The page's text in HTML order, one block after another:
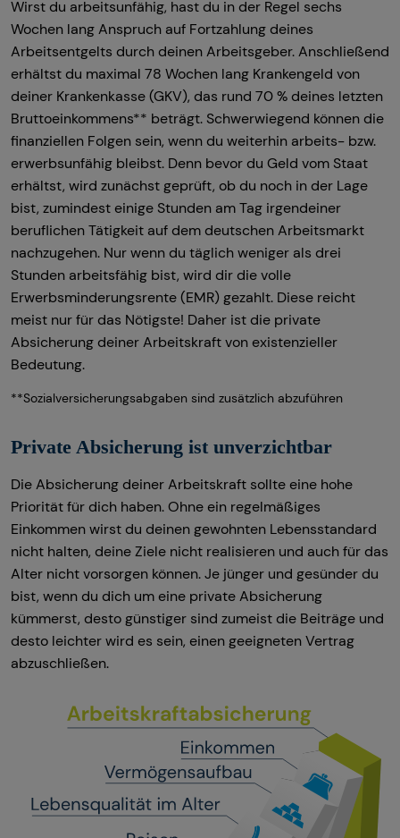
Wirst du arbeitsunfähig, hast du in der Regel sechs
Wochen lang Anspruch auf Fortzahlung deines
Arbeitsentgelts durch deinen Arbeitsgeber. Anschließend
erhältst du maximal 78 Wochen lang Krankengeld von
deiner Krankenkasse (GKV), das rund 70 % deines letzten
Bruttoeinkommens** beträgt. Schwerwiegend können die
finanziellen Folgen sein, wenn du weiterhin arbeits- bzw.
erwerbsunfähig bleibst. Denn bevor du Geld vom Staat
erhältst, wird zunächst geprüft, ob du noch in der Lage
bist, zumindest einige Stunden am Tag irgendeiner
beruflichen Tätigkeit auf dem deutschen Arbeitsmarkt
nachzugehen. Nur wenn du täglich weniger als drei
Stunden arbeitsfähig bist, wird dir die volle
Erwerbsminderungsrente (EMR) gezahlt. Diese reicht
meist nur für das Nötigste! Daher ist die private
Absicherung deiner Arbeitskraft von existenzieller
Bedeutung.
**Sozialversicherungsabgaben sind zusätzlich abzuführen
Private Absicherung ist unverzichtbar
Die Absicherung deiner Arbeitskraft sollte eine hohe
Priorität für dich haben. Ohne ein regelmäßiges
Einkommen wirst du deinen gewohnten Lebensstandard
nicht halten, deine Ziele nicht realisieren und auch für das
Alter nicht vorsorgen können. Je jünger und gesünder du
bist, wenn du dich um eine private Absicherung
kümmerst, desto günstiger sind zumeist die Beiträge und
desto leichter wird es sein, einen geeigneten Vertrag
abzuschließen.